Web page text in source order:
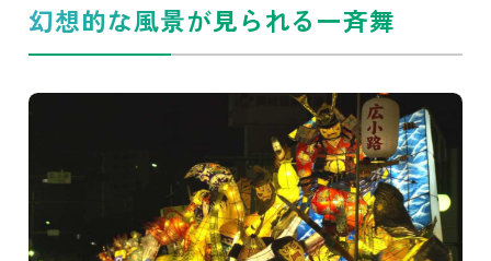
幻想的な風景が見られる一斉舞